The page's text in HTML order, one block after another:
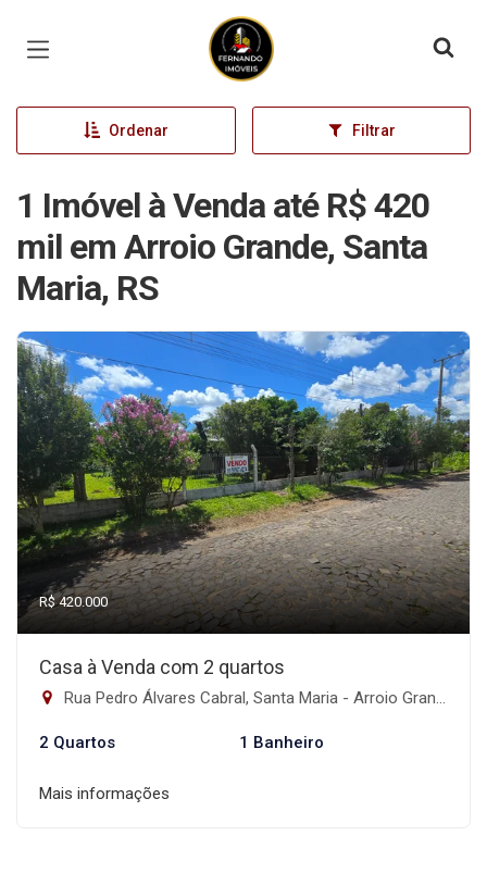
Página inicial
Ordenar Filtrar
1 Imóvel à Venda até R$ 420
mil em Arroio Grande, Santa
Maria, RS
R$ 420.000
Casa à Venda com 2 quartos
Rua Pedro Álvares Cabral, Santa Maria - Arroio Grande, Santa Maria-RS
2 Quartos 1 Banheiro
Mais informações